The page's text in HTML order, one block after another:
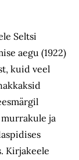
Seltsi
aegu (1922)
kuid veel
ja
Kirjakeele